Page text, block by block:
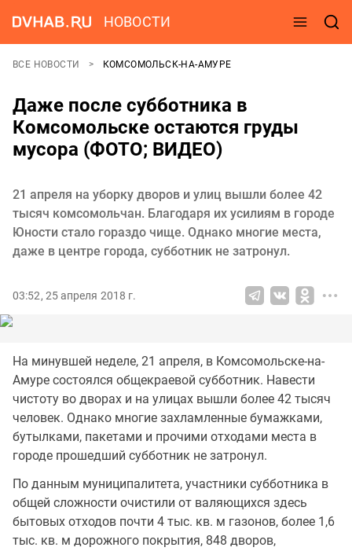
НОВОСТИ
ВСЕ НОВОСТИ КОМСОМОЛЬСК-НА-АМУРЕ
Даже после субботника в
Комсомольске остаются груды
мусора (ФОТО; ВИДЕО)
21 апреля на уборку дворов и улиц вышли более 42
тысяч комсомольчан. Благодаря их усилиям в городе
Юности стало гораздо чище. Однако многие места,
даже в центре города, субботник не затронул.
03:52, 25 апреля 2018 г.
На минувшей неделе, 21 апреля, в Комсомольске-на-
Амуре состоялся общекраевой субботник. Навести
чистоту во дворах и на улицах вышли более 42 тысяч
человек. Однако многие захламленные бумажками,
бутылками, пакетами и прочими отходами места в
городе прошедший субботник не затронул.
По данным муниципалитета, участники субботника в
общей сложности очистили от валяющихся здесь
бытовых отходов почти 4 тыс. кв. м газонов, более 1,6
тыс. кв. м дорожного покрытия, 848 дворов,